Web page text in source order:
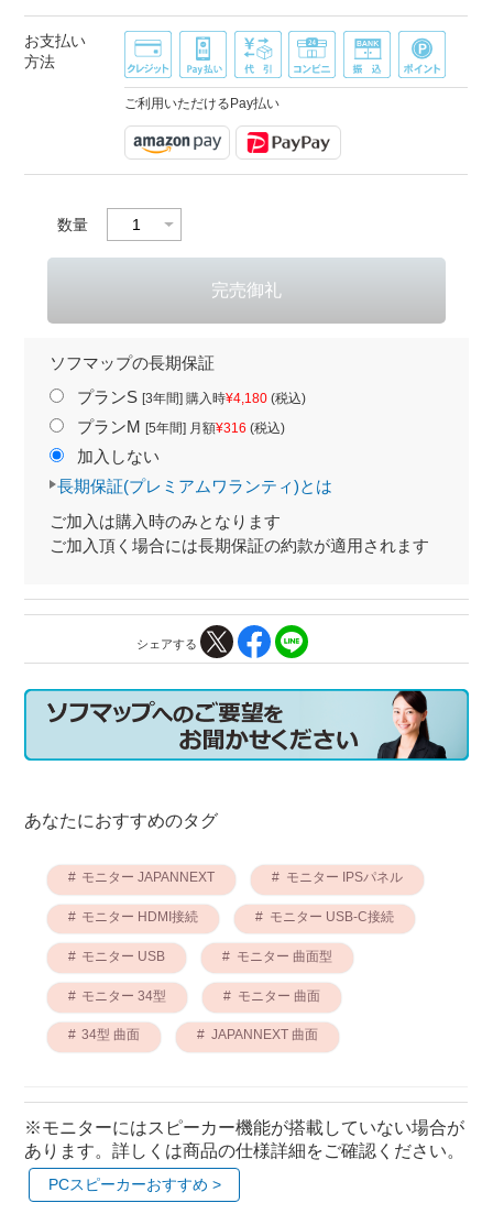
お支払い
方法
ご利用いただけるPay払い
数量
ソフマップの長期保証
プランS [3年間] 購入時¥4,180(税込)
プランM [5年間] 月額¥316 (税込)
加入しない
長期保証(プレミアムワランティ)とは
ご加入は購入時のみとなります
ご加入頂く場合には長期保証の約款が適用されます
シェアする
あなたにおすすめのタグ
モニター JAPANNEXT モニター IPSパネル
モニター HDMI接続 モニター USB-C接続
モニター USB モニター 曲面型
モニター 34型 モニター 曲面
34型 曲面 JAPANNEXT 曲面
※モニターにはスピーカー機能が搭載していない場合が
あります。詳しくは商品の仕様詳細をご確認ください。
PCスピーカーおすすめ >